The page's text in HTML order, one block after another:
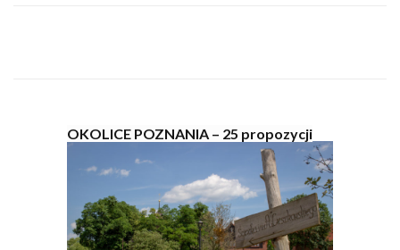
OKOLICE POZNANIA – 25 propozycji